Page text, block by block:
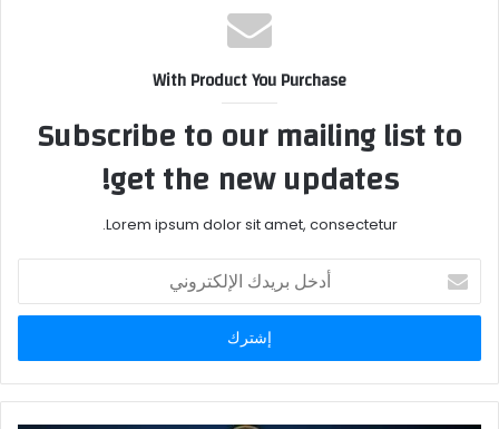
With Product You Purchase
Subscribe to our mailing list to
get the new updates!
Lorem ipsum dolor sit amet, consectetur.
أدخل
بريدك
الإلكتروني